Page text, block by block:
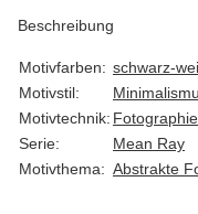
Beschreibung
Motivfarben: schwarz-
Motivstil:
Motivtechnik: Fotographie
Serie:
Mean Ray
Motivthema: Abstrakte